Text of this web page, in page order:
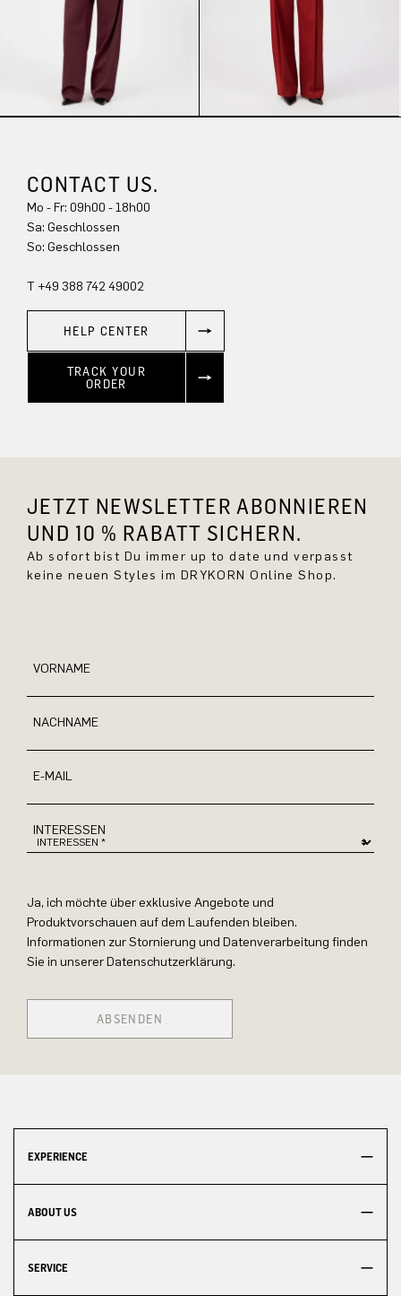
CONTACT US.
Mo - Fr: 09h00 - 18h00
Sa: Geschlossen
So: Geschlossen
T +49 388 742 49002
HELP CENTER
TRACK YOUR
ORDER
JETZT NEWSLETTER ABONNIEREN
UND 10 % RABATT SICHERN.
Ab sofort bist Du immer up to date und verpasst
keine neuen Styles im DRYKORN Online Shop.
VORNAME
NACHNAME
E-MAIL
INTERESSEN
Ja, ich möchte über exklusive Angebote und
Produktvorschauen auf dem Laufenden bleiben.
Informationen zur Stornierung und Datenverarbeitung finden
Sie in unserer Datenschutzerklärung.
ABSENDEN
EXPERIENCE
ABOUT US
SERVICE